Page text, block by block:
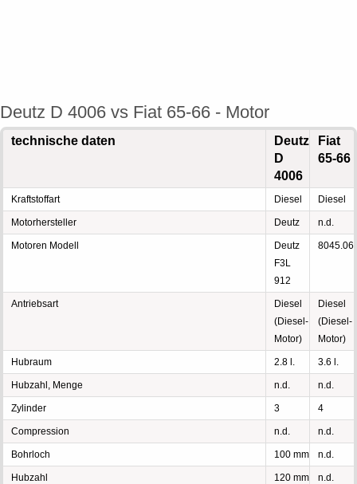
Deutz D 4006 vs Fiat 65-66 - Motor
technische daten
Deutz
D
4006
Fiat
65-66
Kraftstoffart Diesel Diesel
Motorhersteller Deutz n.d.
Motoren Modell
Deutz
F3L
912
8045.06
Antriebsart
Diesel
(Diesel-
Motor)
Diesel
(Diesel-
Motor)
Hubraum 2.8 l. 3.6 l.
Hubzahl, Menge n.d. n.d.
Zylinder 3 4
Compression n.d. n.d.
Bohrloch 100 mm n.d.
Hubzahl 120 mm n.d.